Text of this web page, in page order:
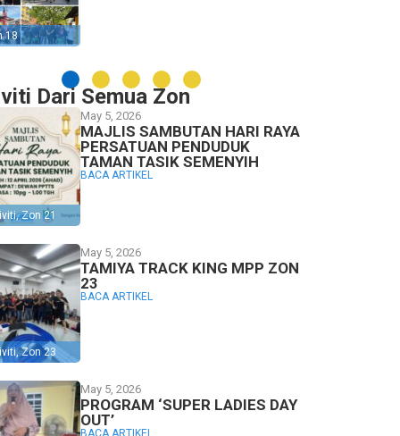
18
Dari Semua Zon
,Zon 21
May 5, 2026
MAJLIS SAMBUTAN HARI RAYA
PERSATUAN PENDUDUK
TAMAN TASIK SEMENYIH
BACA ARTIKEL
,Zon 23
May 5, 2026
TAMIYA TRACK KING MPP ZON
23
BACA ARTIKEL
May 5, 2026
PROGRAM ‘SUPER LADIES DAY
OUT’
BACA ARTIKEL